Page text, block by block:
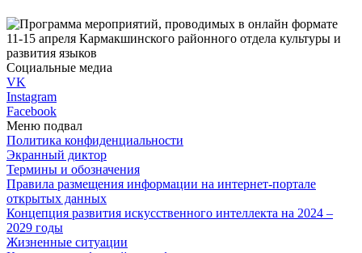
Социальные медиа
VK
Instagram
Facebook
Меню подвал
Политика конфиденциальности
Экранный диктор
Термины и обозначения
Правила размещения информации на интернет-портале
открытых данных
Концепция развития искусственного интеллекта на 2024 –
2029 годы
Жизненные ситуации